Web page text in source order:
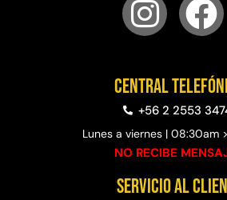
Central
+56 2 2553
Lunes a viernes | 08:30am
NO RECIBE
Servicio al